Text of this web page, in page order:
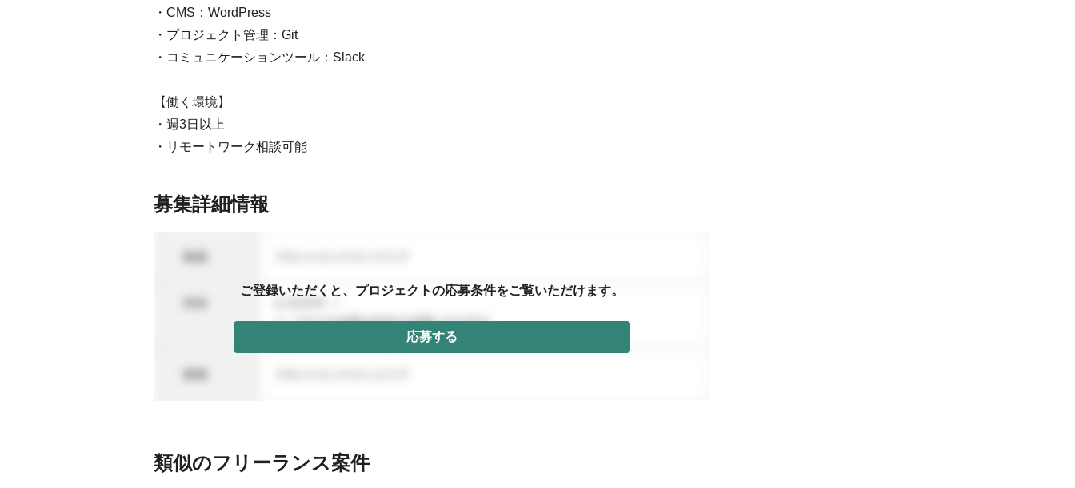
・CMS：WordPress
・プロジェクト管理：Git
・コミュニケーションツール：Slack
【働く環境】
・週3日以上
・リモートワーク相談可能
募集詳細情報
ご登録いただくと、プロジェクトの応募条件をご覧いただけます。
応募する
類似のフリーランス案件